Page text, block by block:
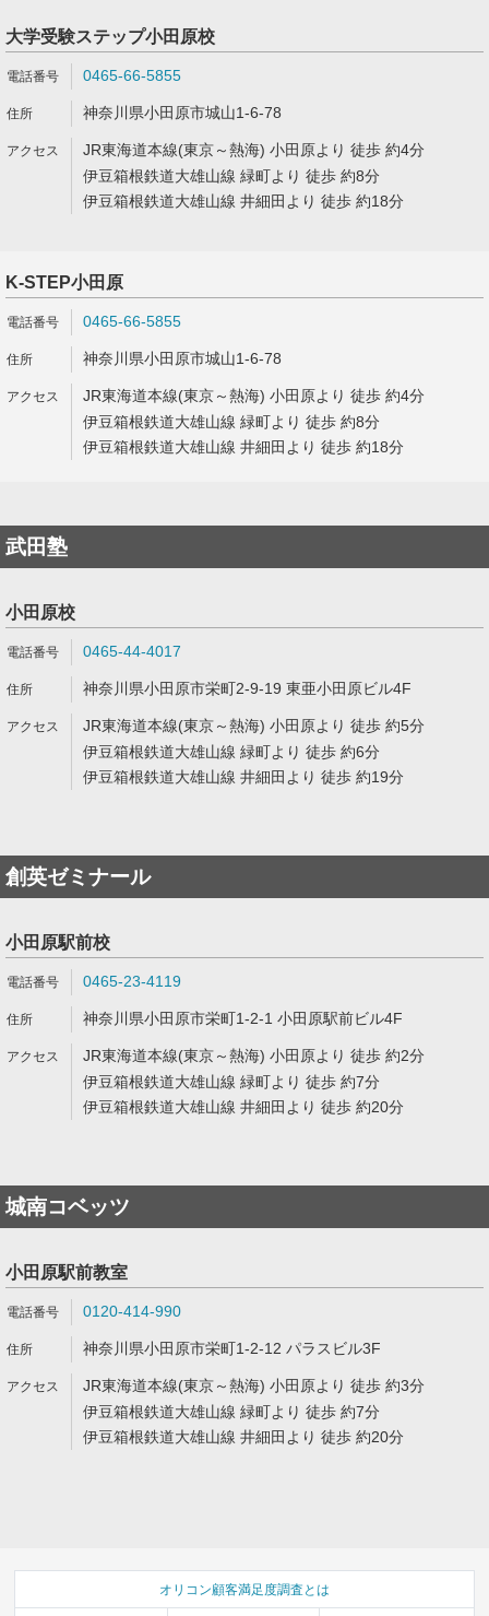
大学受験ステップ小田原校
0465-66-5855
神奈川県小田原市城山1-6-78
JR東海道本線(東京～熱海) 小田原より 徒歩 約4分
伊豆箱根鉄道大雄山線 緑町より 徒歩 約8分
伊豆箱根鉄道大雄山線 井細田より 徒歩 約18分
K-STEP小田原
0465-66-5855
神奈川県小田原市城山1-6-78
JR東海道本線(東京～熱海) 小田原より 徒歩 約4分
伊豆箱根鉄道大雄山線 緑町より 徒歩 約8分
伊豆箱根鉄道大雄山線 井細田より 徒歩 約18分
武田塾
小田原校
0465-44-4017
神奈川県小田原市栄町2-9-19 東亜小田原ビル4F
JR東海道本線(東京～熱海) 小田原より 徒歩 約5分
伊豆箱根鉄道大雄山線 緑町より 徒歩 約6分
伊豆箱根鉄道大雄山線 井細田より 徒歩 約19分
創英ゼミナール
小田原駅前校
0465-23-4119
神奈川県小田原市栄町1-2-1 小田原駅前ビル4F
JR東海道本線(東京～熱海) 小田原より 徒歩 約2分
伊豆箱根鉄道大雄山線 緑町より 徒歩 約7分
伊豆箱根鉄道大雄山線 井細田より 徒歩 約20分
城南コベッツ
小田原駅前教室
0120-414-990
神奈川県小田原市栄町1-2-12 パラスビル3F
JR東海道本線(東京～熱海) 小田原より 徒歩 約3分
伊豆箱根鉄道大雄山線 緑町より 徒歩 約7分
伊豆箱根鉄道大雄山線 井細田より 徒歩 約20分
オリコン顧客満足度調査とは